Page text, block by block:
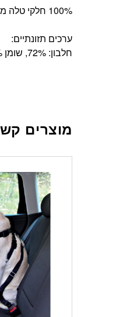
100% חלקי טלה מיובש
ערכים תזונתיים:
חלבון: 72%, שומן 2.6%, לחות 7%, אפר 3.3%, תאית 2.2%
מוצרים